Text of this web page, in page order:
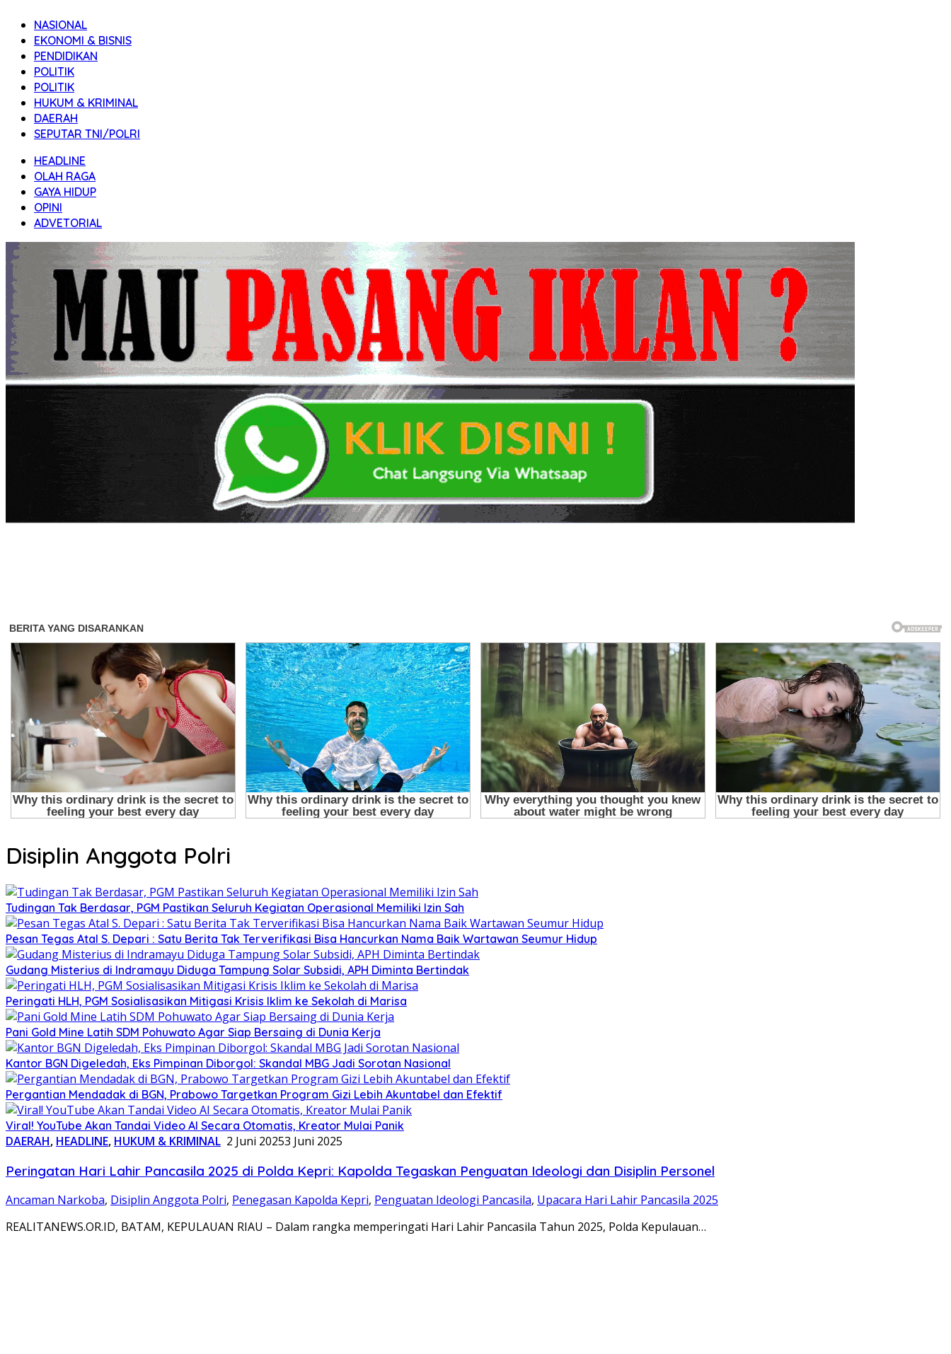
NASIONAL
EKONOMI & BISNIS
PENDIDIKAN
POLITIK
POLITIK
HUKUM & KRIMINAL
DAERAH
SEPUTAR TNI/POLRI
HEADLINE
OLAH RAGA
GAYA HIDUP
OPINI
ADVETORIAL
Disiplin Anggota Polri
Tudingan Tak Berdasar, PGM Pastikan Seluruh Kegiatan Operasional Memiliki Izin Sah
Pesan Tegas Atal S. Depari : Satu Berita Tak Terverifikasi Bisa Hancurkan Nama Baik Wartawan Seumur Hidup
Gudang Misterius di Indramayu Diduga Tampung Solar Subsidi, APH Diminta Bertindak
Peringati HLH, PGM Sosialisasikan Mitigasi Krisis Iklim ke Sekolah di Marisa
Pani Gold Mine Latih SDM Pohuwato Agar Siap Bersaing di Dunia Kerja
Kantor BGN Digeledah, Eks Pimpinan Diborgol: Skandal MBG Jadi Sorotan Nasional
Pergantian Mendadak di BGN, Prabowo Targetkan Program Gizi Lebih Akuntabel dan Efektif
Viral! YouTube Akan Tandai Video AI Secara Otomatis, Kreator Mulai Panik
DAERAH, HEADLINE, HUKUM & KRIMINAL 2 Juni 20253 Juni 2025
Peringatan Hari Lahir Pancasila 2025 di Polda Kepri: Kapolda Tegaskan Penguatan Ideologi dan Disiplin Personel
Ancaman Narkoba, Disiplin Anggota Polri, Penegasan Kapolda Kepri, Penguatan Ideologi Pancasila, Upacara Hari Lahir Pancasila 2025
REALITANEWS.OR.ID, BATAM, KEPULAUAN RIAU – Dalam rangka memperingati Hari Lahir Pancasila Tahun 2025, Polda Kepulauan…